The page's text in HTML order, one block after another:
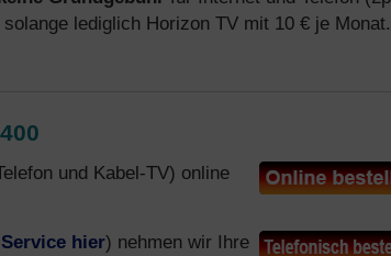
lediglich Horizon TV mit 10 € je Monat.
und Kabel-TV) online
hier) nehmen wir Ihre